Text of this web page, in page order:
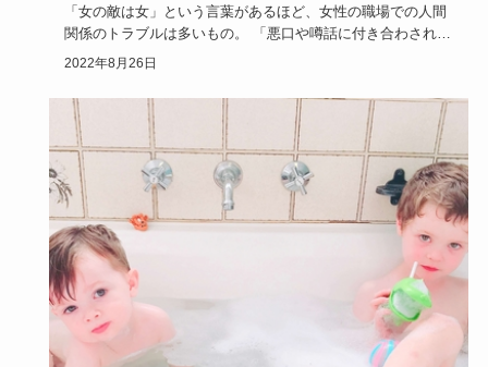
「女の敵は女」という言葉があるほど、女性の職場での人間
関係のトラブルは多いもの。 「悪口や噂話に付き合わされ
る」「お局の嫌…
2022年8月26日